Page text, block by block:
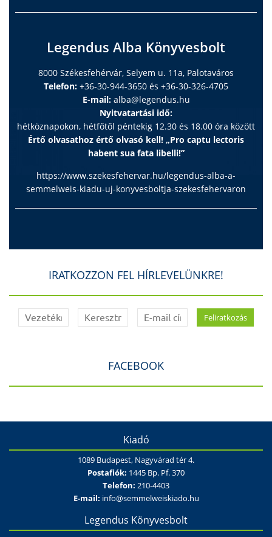
Legendus Alba Könyvesbolt
8000 Székesfehérvár, Selyem u. 11a, Palotaváros
Telefon: +36-30-944-3650 és +36-30-326-4705
E-mail: alba@legendus.hu
Nyitvatartási idő:
hétköznapokon, hétfőtől péntekig 12.30 és 18.00 óra között
Értő olvasathoz értő olvasó kell! „Pro captu lectoris
habent sua fata libelli!”
https://www.szekesfehervar.hu/legendus-alba-a-
semmelweis-kiadu-uj-konyvesboltja-szekesfehervaron
IRATKOZZON FEL HÍRLEVELÜNKRE!
FACEBOOK
Kiadó
1089 Budapest, Nagyvárad tér 4.
Postafiók: 1445 Bp. Pf. 370
Telefon: 210-4403
E-mail: info@semmelweiskiado.hu
Legendus Könyvesbolt